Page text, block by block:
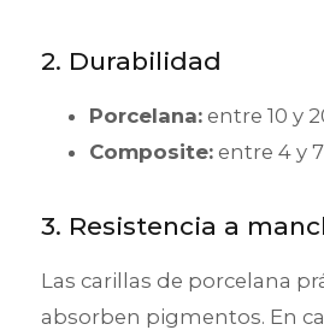
2. Durabilidad
Porcelana: entre 10 y
Composite: entre 4 y
3. Resistencia a
Las carillas de porcelana
absorben pigmentos. En